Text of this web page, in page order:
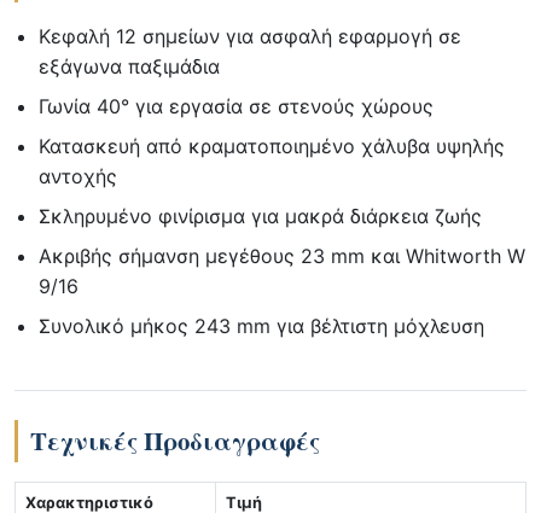
Κεφαλή 12 σημείων για ασφαλή εφαρμογή σε
εξάγωνα παξιμάδια
Γωνία 40° για εργασία σε στενούς χώρους
Κατασκευή από κραματοποιημένο χάλυβα υψηλής
αντοχής
Σκληρυμένο φινίρισμα για μακρά διάρκεια ζωής
Ακριβής σήμανση μεγέθους 23 mm και Whitworth W
9/16
Συνολικό μήκος 243 mm για βέλτιστη μόχλευση
Τεχνικές Προδιαγραφές
Χαρακτηριστικό Τιμή